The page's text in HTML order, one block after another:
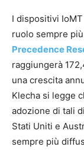
I dispositivi
ruolo sempre
Precedence
raggiungerà
una crescita
Klecha si legge
adozione di tali
Stati Uniti e
sempre più